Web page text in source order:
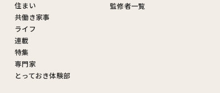
住まい
共働き家事
ライフ
連載
特集
専門家
とっておき体験部
監修者一覧